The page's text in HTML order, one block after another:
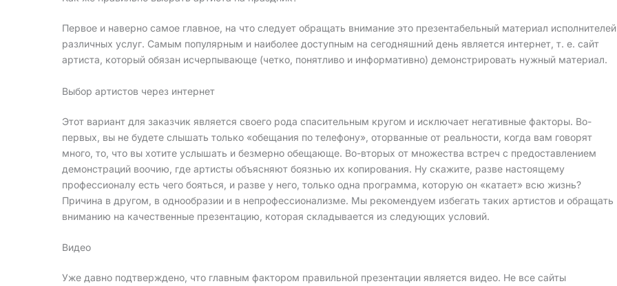
Первое и наверно самое главное, на что следует обращать внимание это презентабельный материал исполнителей
различных услуг. Самым популярным и наиболее доступным на сегодняшний день является интернет, т. е. сайт
артиста, который обязан исчерпывающе (четко, понятливо и информативно) демонстрировать нужный материал.
Выбор артистов через интернет
Этот вариант для заказчик является своего рода спасительным кругом и исключает негативные факторы. Во-
первых, вы не будете слышать только «обещания по телефону», оторванные от реальности, когда вам говорят
много, то, что вы хотите услышать и безмерно обещающе. Во-вторых от множества встреч с предоставлением
демонстраций воочию, где артисты объясняют боязнью их копирования. Ну скажите, разве настоящему
профессионалу есть чего бояться, и разве у него, только одна программа, которую он «катает» всю жизнь?
Причина в другом, в однообразии и в непрофессионализме. Мы рекомендуем избегать таких артистов и обращать
вниманию на качественные презентацию, которая складывается из следующих условий.
Видео
Уже давно подтверждено, что главным фактором правильной презентации является видео. Не все сайты